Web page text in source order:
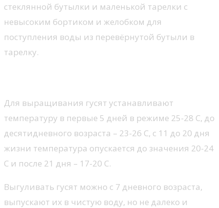
стеклянной бутылки и маленькой тарелки с
невысоким бортиком и желобком для
поступления воды из перевёрнутой бутыли в
тарелку.
Для выращивания гусят устанавливают
температуру в первые 5 дней в режиме 25-28 С, до
десятидневного возраста – 23-26 С, с 11 до 20 дня
жизни температура опускается до значения 20-24
С и после 21 дня – 17-20 С.
Выгуливать гусят можно с 7 дневного возраста,
выпускают их в чистую воду, но не далеко и